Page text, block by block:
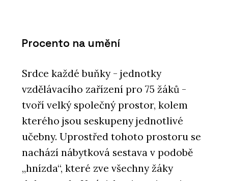
Procento na umění
Srdce každé buňky - jednotky
vzdělávacího zařízení pro 75 žáků -
tvoří velký společný prostor, kolem
kterého jsou seskupeny jednotlivé
učebny. Uprostřed tohoto prostoru se
nachází nábytková sestava v podobě
„hnízda“, které zve všechny žáky